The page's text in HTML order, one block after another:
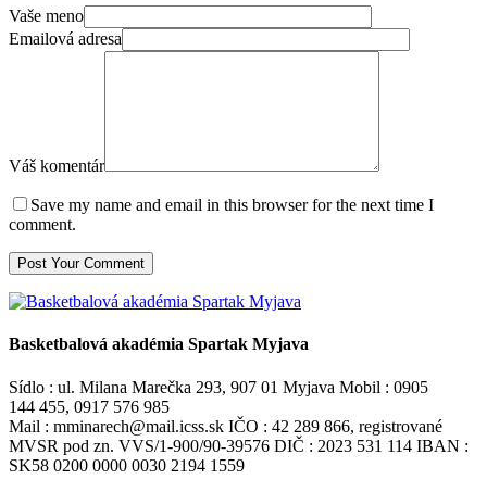
Vaše meno
Emailová adresa
Váš komentár
Save my name and email in this browser for the next time I
comment.
Basketbalová akadémia Spartak Myjava
Sídlo : ul. Milana Marečka 293, 907 01 Myjava Mobil : 0905
144 455, 0917 576 985
Mail : mminarech@mail.icss.sk IČO : 42 289 866, registrované
MVSR pod zn. VVS/1-900/90-39576 DIČ : 2023 531 114 IBAN :
SK58 0200 0000 0030 2194 1559